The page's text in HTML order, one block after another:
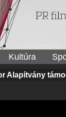
Kultúra
Alapítvány